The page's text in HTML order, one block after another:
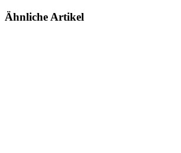
Ähnliche Artikel